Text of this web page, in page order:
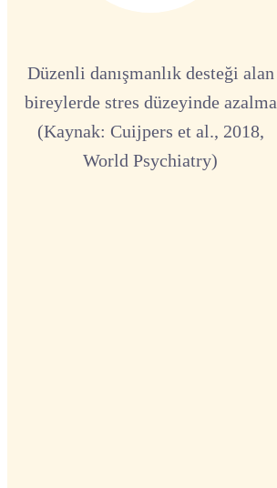
Düzenli danışmanlık desteği alan
bireylerde stres düzeyinde azalma
(Kaynak: Cuijpers et al., 2018,
World Psychiatry)